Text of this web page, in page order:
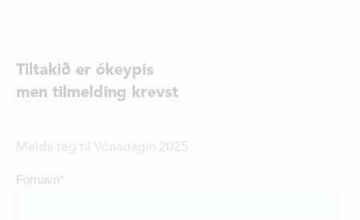
Tiltakið er ókeypis
men tilmelding krevst
Melda teg til Vónadagin 2025